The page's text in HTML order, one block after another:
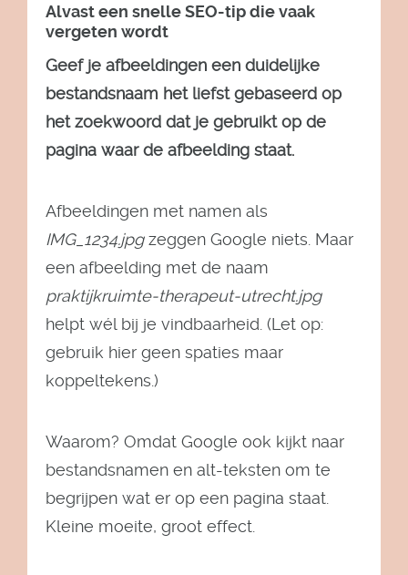
Alvast een snelle SEO-tip die vaak
vergeten wordt
Geef je afbeeldingen een duidelijke
bestandsnaam het liefst gebaseerd op
het zoekwoord dat je gebruikt op de
pagina waar de afbeelding staat.
Afbeeldingen met namen als
IMG_1234.jpgzeggen Google niets. Maar
een afbeelding met de naam
praktijkruimte-therapeut-utrecht.jpg
helpt wél bij je vindbaarheid. (Let op:
gebruik hier geen spaties maar
koppeltekens.)
Waarom? Omdat Google ook kijkt naar
bestandsnamen en alt-teksten om te
begrijpen wat er op een pagina staat.
Kleine moeite, groot effect.